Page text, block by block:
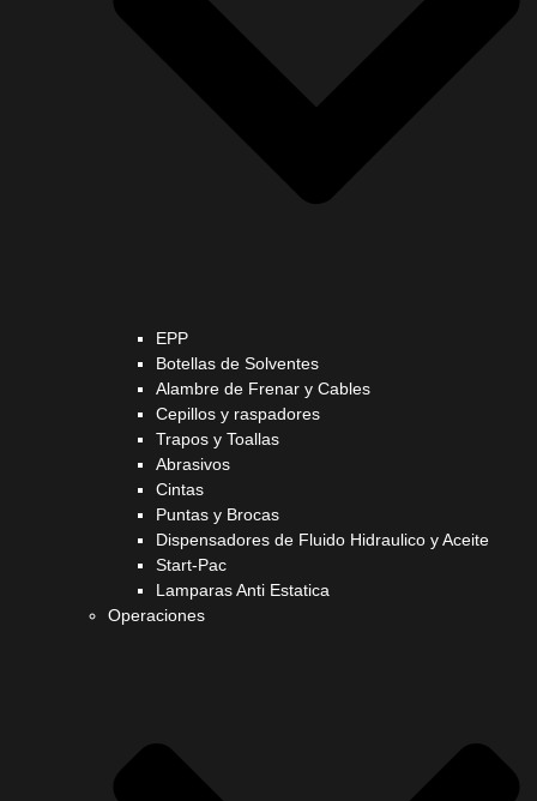
EPP
Botellas de Solventes
Alambre de Frenar y Cables
Cepillos y raspadores
Trapos y Toallas
Abrasivos
Cintas
Puntas y Brocas
Dispensadores de Fluido Hidraulico y Aceite
Start-Pac
Lamparas Anti Estatica
Operaciones